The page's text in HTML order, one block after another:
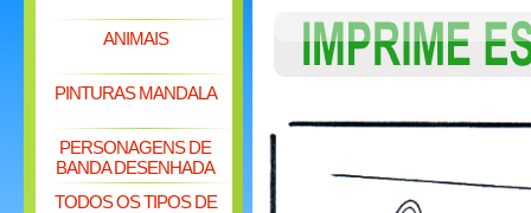
ANIMAIS
PINTURAS MANDALA
PERSONAGENS DE
BANDA DESENHADA
TODOS OS TIPOS DE